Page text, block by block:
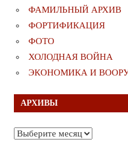
ФАМИЛЬНЫЙ АРХИВ
ФОРТИФИКАЦИЯ
ФОТО
ХОЛОДНАЯ ВОЙНА
ЭКОНОМИКА И
АРХИВЫ
Архивы